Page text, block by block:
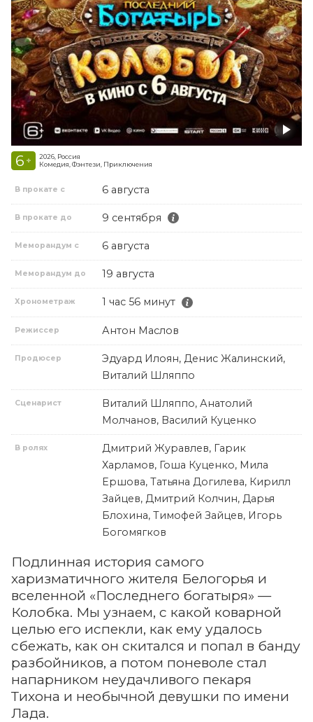
6 +
2026, Россия
Комедия, Фэнтези, Приключения
В прокате с 6 августа
В прокате до 9 сентября
Меморандум с 6 августа
Меморандум до 19 августа
Хронометраж 1 час 56 минут
Режиссер Антон Маслов
Продюсер
Эдуард Илоян, Денис Жалинский,
Виталий Шляппо
Сценарист
Виталий Шляппо, Анатолий
Молчанов, Василий Куценко
В ролях
Дмитрий Журавлев, Гарик
Харламов, Гоша Куценко, Мила
Ершова, Татьяна Догилева, Кирилл
Зайцев, Дмитрий Колчин, Дарья
Блохина, Тимофей Зайцев, Игорь
Богомягков
Подлинная история самого
харизматичного жителя Белогорья и
вселенной «Последнего богатыря» —
Колобка. Мы узнаем, с какой коварной
целью его испекли, как ему удалось
сбежать, как он скитался и попал в банду
разбойников, а потом поневоле стал
напарником неудачливого пекаря
Тихона и необычной девушки по имени
Лада.